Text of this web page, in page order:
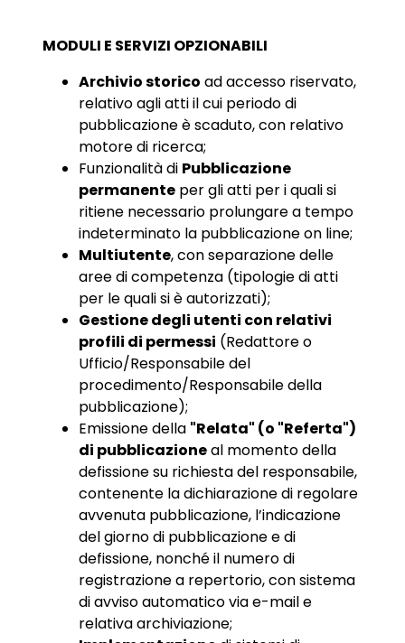
MODULI E SERVIZI OPZIONABILI
Archivio storico ad accesso riservato,
relativo agli atti il cui periodo di
pubblicazione è scaduto, con relativo
motore di ricerca;
Funzionalità di Pubblicazione
permanente per gli atti per i quali si
ritiene necessario prolungare a tempo
indeterminato la pubblicazione on line;
Multiutente, con separazione delle
aree di competenza (tipologie di atti
per le quali si è autorizzati);
Gestione degli utenti con relativi
profili di permessi (Redattore o
Ufficio/Responsabile del
procedimento/Responsabile della
pubblicazione);
Emissione della "Relata" (o "Referta")
di pubblicazioneal momento della
defissionesu richiesta del responsabile,
contenente la dichiarazione di regolare
avvenuta pubblicazione, l’indicazione
del giorno di pubblicazione e di
defissione, nonché il numero di
registrazione a repertorio, con sistema
di avviso automatico via e-mail e
relativa archiviazione;